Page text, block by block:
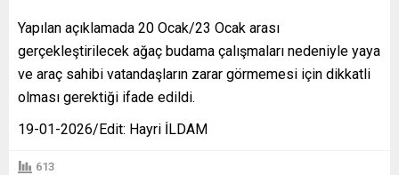
Yapılan açıklamada 20 Ocak/23 Ocak arası
gerçekleştirilecek ağaç budama çalışmaları nedeniyle yaya
ve araç sahibi vatandaşların zarar görmemesi için dikkatli
olması gerektiği ifade edildi.
19-01-2026/Edit: Hayri İLDAM
613